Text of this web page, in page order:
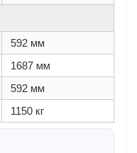
592 мм
1687 мм
592 мм
1150 кг